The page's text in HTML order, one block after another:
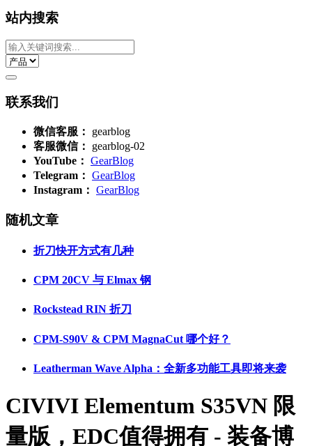
站内搜索
联系我们
微信客服：
gearblog
客服微信：
gearblog-02
YouTube： GearBlog
Telegram： GearBlog
Instagram： GearBlog
随机文章
折刀快开方式有几种
CPM 20CV 与 Elmax 钢
Rockstead RIN 折刀
CPM-S90V & CPM MagnaCut 哪个好？
Leatherman Wave Alpha：全新多功能工具即将来袭
CIVIVI Elementum S35VN 限
量版，EDC值得拥有 - 装备博